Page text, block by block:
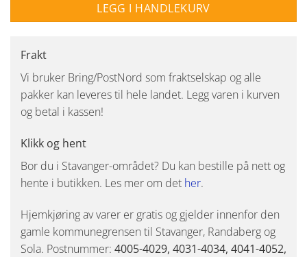
LEGG I HANDLEKURV
Frakt
Vi bruker Bring/PostNord som fraktselskap og alle
pakker kan leveres til hele landet. Legg varen i kurven
og betal i kassen!
Klikk og hent
Bor du i Stavanger-området? Du kan bestille på nett og
hente i butikken. Les mer om det her.
Hjemkjøring av varer er gratis og gjelder innenfor den
gamle kommunegrensen til Stavanger, Randaberg og
Sola. Postnummer: 4005-4029, 4031-4034, 4041-4052,